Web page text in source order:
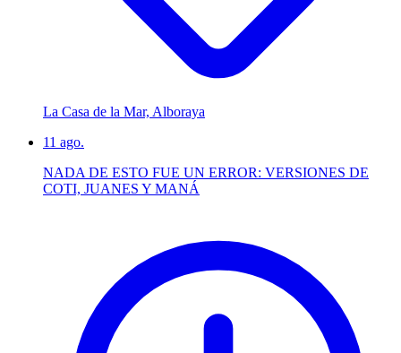
La Casa de la Mar, Alboraya
11 ago.
NADA DE ESTO FUE UN ERROR: VERSIONES DE
COTI, JUANES Y MANÁ